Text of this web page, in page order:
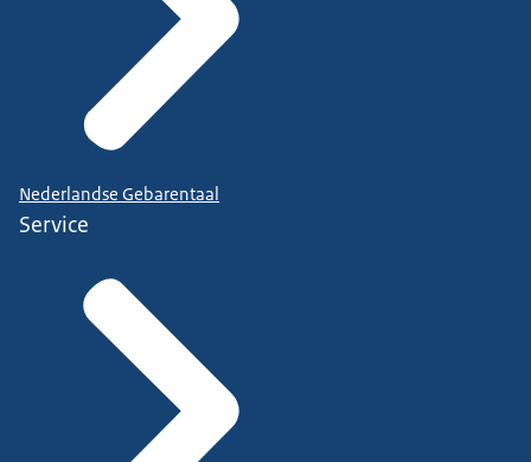
Nederlandse Gebarentaal
Service